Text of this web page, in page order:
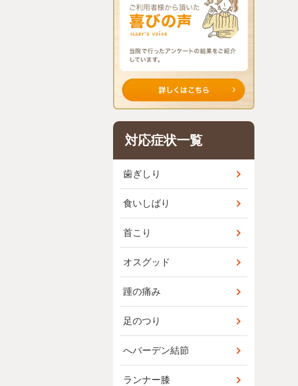
対応症状一覧
歯ぎしり
食いしばり
首こり
オスグッド
踵の痛み
足のつり
へバーデン結節
ランナー膝